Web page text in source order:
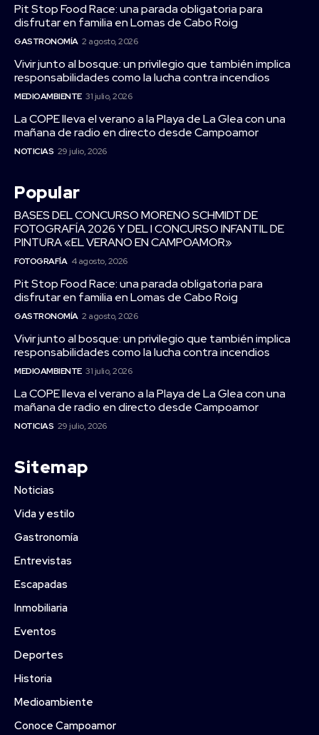
Pit Stop Food Race: una parada obligatoria para
disfrutar en familia en Lomas de Cabo Roig
GASTRONOMÍA 2 agosto, 2026
Vivir junto al bosque: un privilegio que también implica
responsabilidades como la lucha contra incendios
MEDIOAMBIENTE 31 julio, 2026
La COPE lleva el verano a la Playa de La Glea con una
mañana de radio en directo desde Campoamor
NOTICIAS 29 julio, 2026
Popular
BASES DEL CONCURSO MORENO SCHMIDT DE
FOTOGRAFÍA 2026 Y DEL I CONCURSO INFANTIL DE
PINTURA «EL VERANO EN CAMPOAMOR»
FOTOGRAFÍA 4 agosto, 2026
Pit Stop Food Race: una parada obligatoria para
disfrutar en familia en Lomas de Cabo Roig
GASTRONOMÍA 2 agosto, 2026
Vivir junto al bosque: un privilegio que también implica
responsabilidades como la lucha contra incendios
MEDIOAMBIENTE 31 julio, 2026
La COPE lleva el verano a la Playa de La Glea con una
mañana de radio en directo desde Campoamor
NOTICIAS 29 julio, 2026
Sitemap
Noticias
Vida y estilo
Gastronomía
Entrevistas
Escapadas
Inmobiliaria
Eventos
Deportes
Historia
Medioambiente
Conoce Campoamor